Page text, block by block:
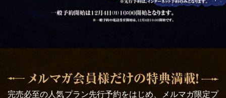
完売必至の人気プラン先行予約をはじめ、メルマガ限定プ